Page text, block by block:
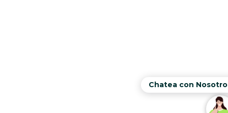
Chatea con